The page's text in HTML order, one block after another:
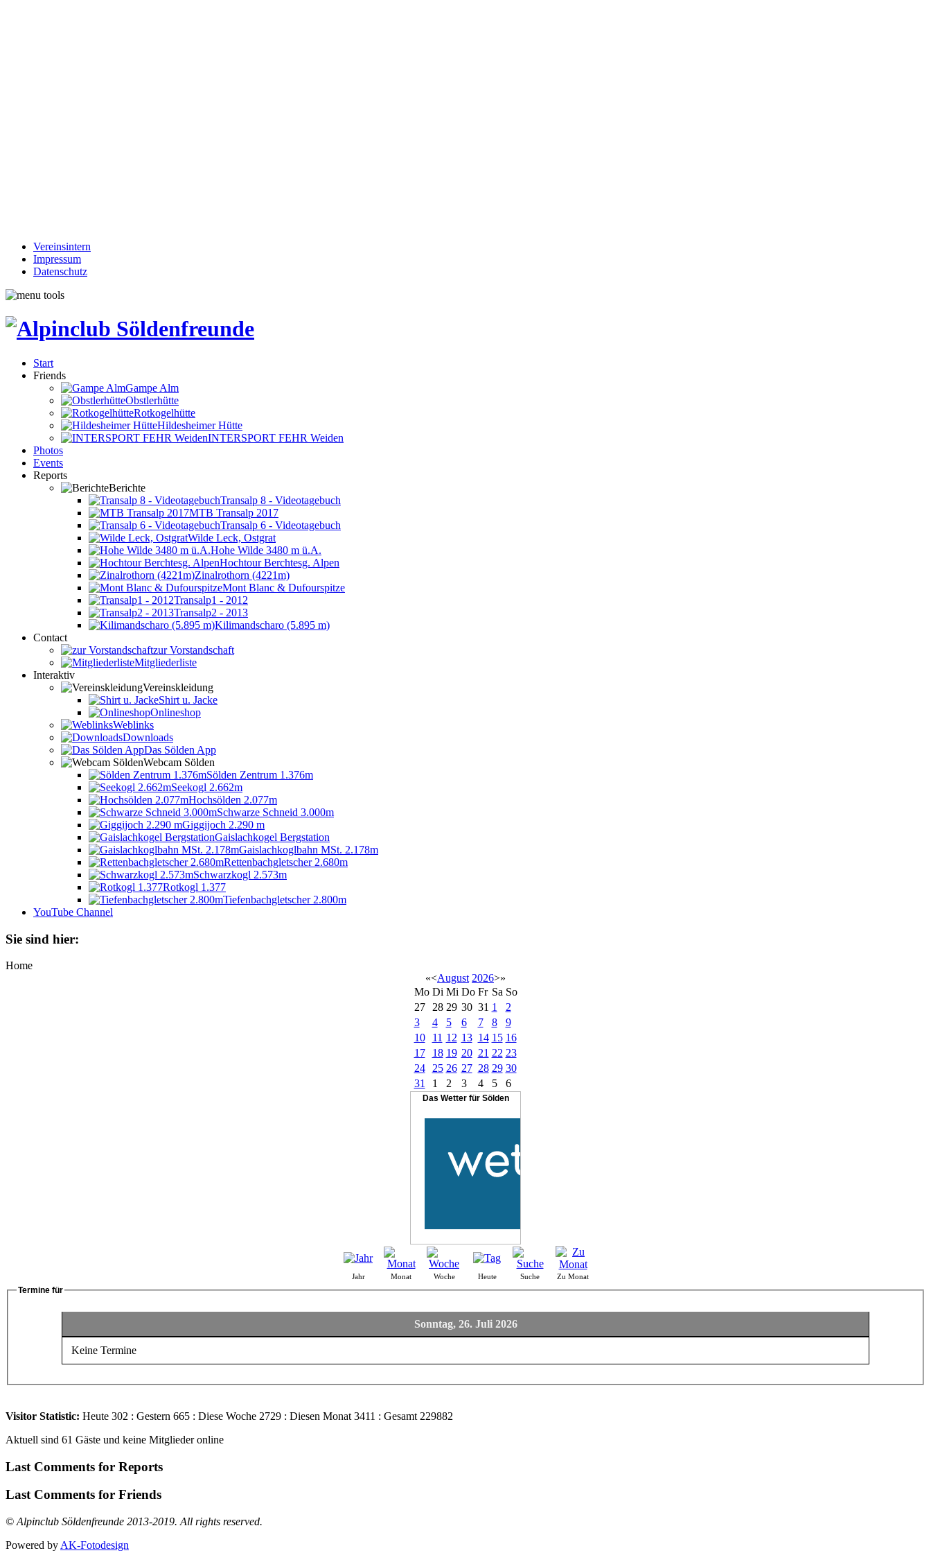
Vereinsintern
Impressum
Datenschutz
Start
Friends
Gampe Alm
Obstlerhütte
Rotkogelhütte
Hildesheimer Hütte
INTERSPORT FEHR Weiden
Photos
Events
Reports
Berichte
Transalp 8 - Videotagebuch
MTB Transalp 2017
Transalp 6 - Videotagebuch
Wilde Leck, Ostgrat
Hohe Wilde 3480 m ü.A.
Hochtour Berchtesg. Alpen
Zinalrothorn (4221m)
Mont Blanc & Dufourspitze
Transalp1 - 2012
Transalp2 - 2013
Kilimandscharo (5.895 m)
Contact
zur Vorstandschaft
Mitgliederliste
Interaktiv
Vereinskleidung
Shirt u. Jacke
Onlineshop
Weblinks
Downloads
Das Sölden App
Webcam Sölden
Sölden Zentrum 1.376m
Seekogl 2.662m
Hochsölden 2.077m
Schwarze Schneid 3.000m
Giggijoch 2.290 m
Gaislachkogel Bergstation
Gaislachkoglbahn MSt. 2.178m
Rettenbachgletscher 2.680m
Schwarzkogl 2.573m
Rotkogl 1.377
Tiefenbachgletscher 2.800m
YouTube Channel
Sie sind hier:
Home
«<August 2026>»
Mo Di Mi Do Fr Sa So
27
28 29 30 31 1
2
3
4 5 6 7 8
9
10
11 12 13 14 15 16
17
18 19 20 21 22 23
24
25 26 27 28 29 30
31
1 2 3 4 5 6
Das Wetter für Sölden
Jahr Monat Woche Heute Suche Zu Monat
Termine für
Sonntag, 26. Juli 2026
Keine Termine
Visitor Statistic: Heute 302 : Gestern 665 : Diese Woche 2729 : Diesen Monat 3411 : Gesamt 229882
Aktuell sind 61 Gäste und keine Mitglieder online
Last Comments for Reports
Last Comments for Friends
© Alpinclub Söldenfreunde 2013-2019. All rights reserved.
Powered by AK-Fotodesign